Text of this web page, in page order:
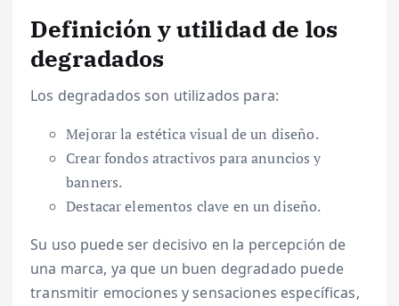
Definición y utilidad de los
degradados
Los degradados son utilizados para:
Mejorar la estética visual de un diseño.
Crear fondos atractivos para anuncios y
banners.
Destacar elementos clave en un diseño.
Su uso puede ser decisivo en la percepción de
una marca, ya que un buen degradado puede
transmitir emociones y sensaciones específicas,